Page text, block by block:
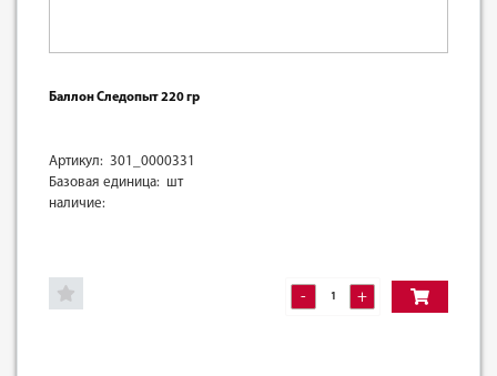
Баллон Следопыт 220 гр
Артикул: 301_0000331
Базовая единица: шт
наличие:
- +